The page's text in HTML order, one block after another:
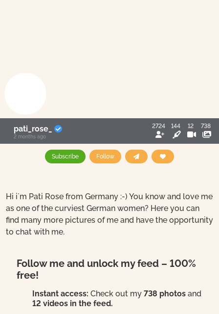
pati_rose_
2 months ago
2724 144 12 738
Subscribe Follow
Hi i´m Pati Rose from Germany :-) You know and love me
as one of the curviest German women? Here you can
find many more pictures of me and have the opportunity
to chat with me.
Follow me and unlock my feed – 100%
free!
Instant access: Check out my 738 photosand
12 videos in the feed.